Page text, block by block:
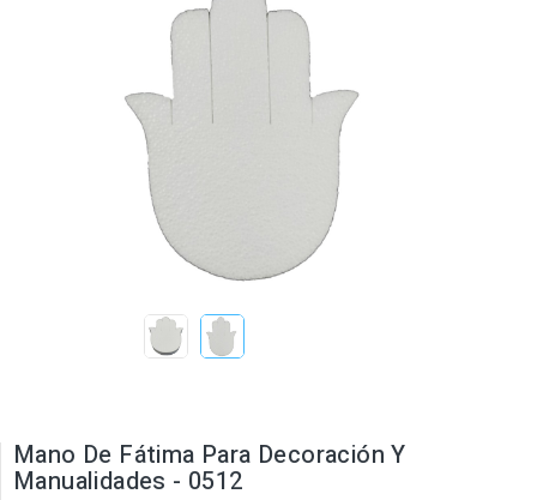
Mano De Fátima Para Decoración Y
Manualidades - 0512